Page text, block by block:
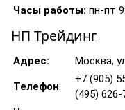
Часы работы: пн-пт
НП Трейдинг
Адрес: Москва,
Телефон:
+7 (905)
(495) 626-